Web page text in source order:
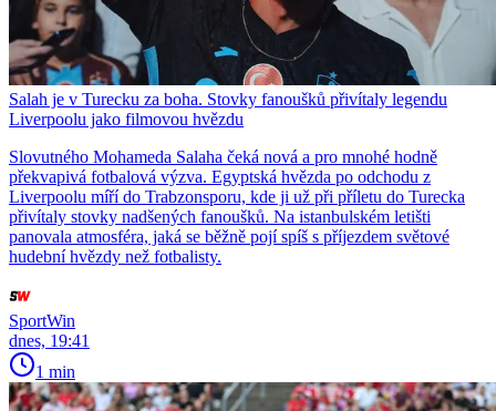
Salah je v Turecku za boha. Stovky fanoušků přivítaly legendu
Liverpoolu jako filmovou hvězdu
Slovutného Mohameda Salaha čeká nová a pro mnohé hodně
překvapivá fotbalová výzva. Egyptská hvězda po odchodu z
Liverpoolu míří do Trabzonsporu, kde ji už při příletu do Turecka
přivítaly stovky nadšených fanoušků. Na istanbulském letišti
panovala atmosféra, jaká se běžně pojí spíš s příjezdem světové
hudební hvězdy než fotbalisty.
SportWin
dnes, 19:41
1 min